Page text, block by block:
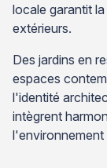
locale garantit
extérieurs.
Des jardins en
espaces
l'identité
intègrent
l'environnement